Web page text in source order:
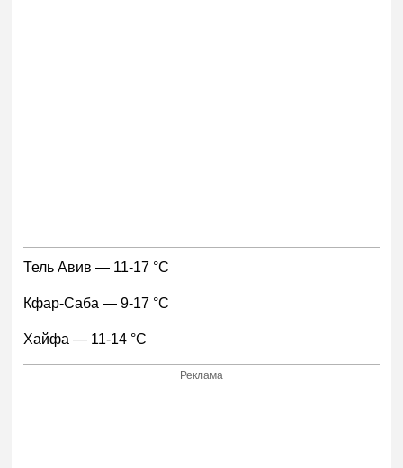
Тель Авив — 11-17 °С
Кфар-Саба — 9-17 °С
Хайфа — 11-14 °С
Реклама